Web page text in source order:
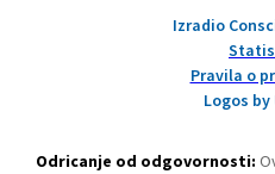
Izradio
Pravila o
Logos by
Odricanje od odgovornosti: